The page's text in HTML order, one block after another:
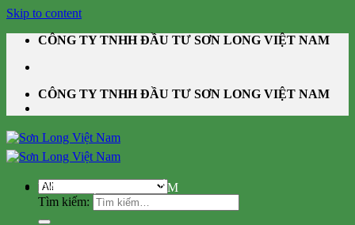
Skip to content
CÔNG TY TNHH ĐẦU TƯ SƠN LONG VIỆT NAM
CÔNG TY TNHH ĐẦU TƯ SƠN LONG VIỆT NAM
Tìm kiếm:
DANH MỤC SẢN PHẨM